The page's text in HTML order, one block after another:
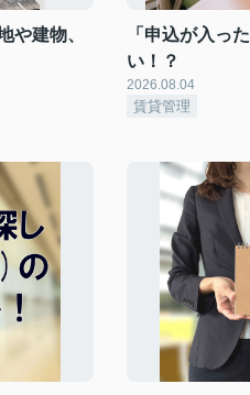
や建物、
「申込が入っ
い！？
2026.08.04
賃貸管理